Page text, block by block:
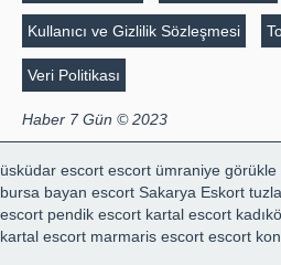
Kullanıcı ve Gizlilik Sözleşmesi
Veri Politikası
Haber 7 Gün © 2023
üsküdar escort escort ümraniye görükle
bursa bayan escort Sakarya Eskort
escort pendik escort kartal escort
kartal escort marmaris escort escort